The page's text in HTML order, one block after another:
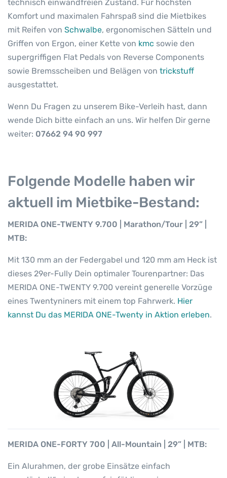
t
u
r
i
&
M
i
d
n
g
technisch einwandfreien Zustand. Für höchsten
Komfort und maximalen Fahrspaß sind die Mietbikes
mit Reifen von Schwalbe, ergonomischen Sätteln und
Griffen von Ergon, einer Kette von kmc sowie den
supergriffigen Flat Pedals von Reverse Components
sowie Bremsscheiben und Belägen von trickstuff
ausgestattet.
Wenn Du Fragen zu unserem Bike-Verleih hast, dann
wende Dich bitte einfach an uns. Wir helfen Dir gerne
weiter: 07662 94 90 997
Folgende Modelle haben wir
aktuell im Mietbike-Bestand:
MERIDA ONE-TWENTY 9.700 | Marathon/Tour | 29” |
MTB:
Mit 130 mm an der Federgabel und 120 mm am Heck ist
dieses 29er-Fully Dein optimaler Tourenpartner: Das
MERIDA ONE-TWENTY 9.700 vereint generelle Vorzüge
eines Twentyniners mit einem top Fahrwerk. Hier
kannst Du das MERIDA ONE-Twenty in Aktion erleben.
MERIDA ONE-FORTY 700 | All-Mountain | 29” | MTB:
Ein Alurahmen, der grobe Einsätze einfach